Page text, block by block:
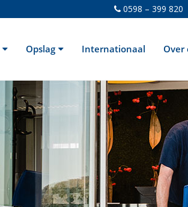
0598 – 399 820
Opslag Internationaal Over